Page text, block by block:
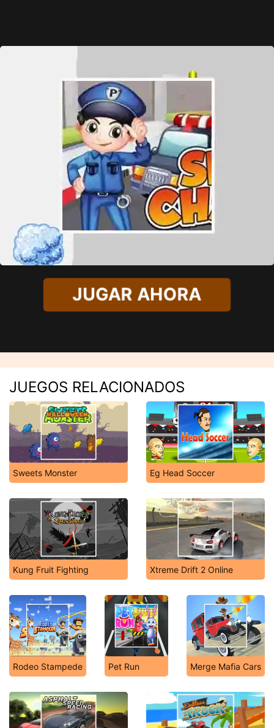
JUGAR AHORA
JUEGOS RELACIONADOS
Sweets Monster Eg Head Soccer
Kung Fruit Fighting Xtreme Drift 2 Online
Rodeo Stampede Pet Run Merge Mafia Cars